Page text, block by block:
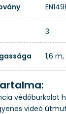
3
1,6
védőburkolat
videó